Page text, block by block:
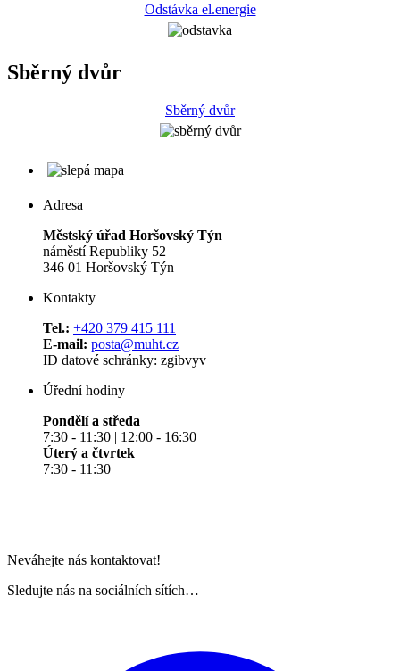
Odstávka el.energie
Sběrný dvůr
Sběrný dvůr
Adresa
Městský úřad Horšovský Týn
náměstí Republiky 52
346 01 Horšovský Týn
Kontakty
Tel.: +420 379 415 111
E-mail: posta@muht.cz
ID datové schránky: zgibvyv
Úřední hodiny
Pondělí a středa
7:30 - 11:30 | 12:00 - 16:30
Úterý a čtvrtek
7:30 - 11:30
Neváhejte nás kontaktovat!
Sledujte nás na sociálních sítích…